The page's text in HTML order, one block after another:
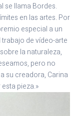
se llama Bordes.
en las artes. Por
especial a un
de vídeo-arte
la naturaleza,
pero no
su creadora, Carina
pieza.»